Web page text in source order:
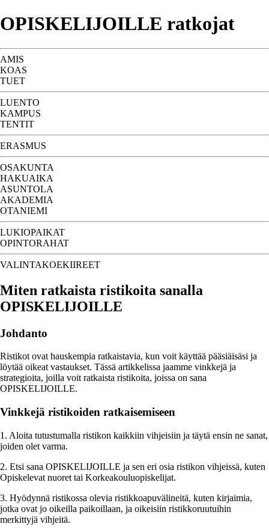
OPISKELIJOILLE ratkojat
AMIS
KOAS
TUET
LUENTO
KAMPUS
TENTIT
ERASMUS
OSAKUNTA
HAKUAIKA
ASUNTOLA
AKADEMIA
OTANIEMI
LUKIOPAIKAT
OPINTORAHAT
VALINTAKOEKIIREET
Miten ratkaista ristikoita sanalla
OPISKELIJOILLE
Johdanto
Ristikot ovat hauskempia ratkaistavia, kun voit käyttää pääsiäisäsi ja
löytää oikeat vastaukset. Tässä artikkelissa jaamme vinkkejä ja
strategioita, joilla voit ratkaista ristikoita, joissa on sana
OPISKELIJOILLE.
Vinkkejä ristikoiden ratkaisemiseen
1. Aloita tutustumalla ristikon kaikkiin vihjeisiin ja täytä ensin ne sanat,
joiden olet varma.
2. Etsi sana OPISKELIJOILLE ja sen eri osia ristikon vihjeissä, kuten
Opiskelevat nuoret tai Korkeakouluopiskelijat.
3. Hyödynnä ristikossa olevia ristikkoapuvälineitä, kuten kirjaimia,
jotka ovat jo oikeilla paikoillaan, ja oikeisiin ristikkoruutuihin
merkittyjä vihjeitä.